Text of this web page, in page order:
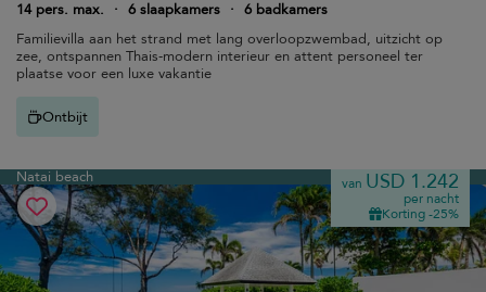
14 pers. max.
· 6 slaapkamers · 6 badkamers
Familievilla aan het strand met lang overloopzwembad, uitzicht op
zee, ontspannen Thais-modern interieur en attent personeel ter
plaatse voor een luxe vakantie
Ontbijt
Natai beach van USD 1.242
per nacht
Korting -25%